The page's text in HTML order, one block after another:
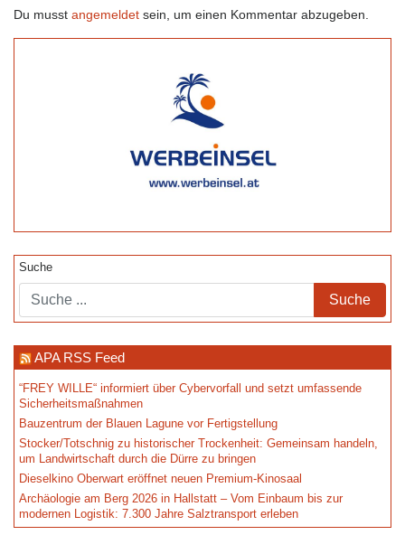
Du musst angemeldet sein, um einen Kommentar abzugeben.
Suche
APA RSS Feed
“FREY WILLE“ informiert über Cybervorfall und setzt umfassende
Sicherheitsmaßnahmen
Bauzentrum der Blauen Lagune vor Fertigstellung
Stocker/Totschnig zu historischer Trockenheit: Gemeinsam handeln,
um Landwirtschaft durch die Dürre zu bringen
Dieselkino Oberwart eröffnet neuen Premium-Kinosaal
Archäologie am Berg 2026 in Hallstatt – Vom Einbaum bis zur
modernen Logistik: 7.300 Jahre Salztransport erleben